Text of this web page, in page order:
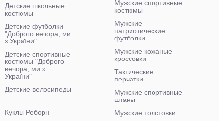
Детские школьные
костюмы
Детские футболки
"Доброго вечора, ми
з України"
Детские спортивные
костюмы "Доброго
вечора, ми з
України"
Детские велосипеды
Мужские спортивные
костюмы
Мужские
патриотические
футболки
Мужские кожаные
кроссовки
Тактические
перчатки
Мужские спортивные
штаны
Мужские толстовки
Куклы Реборн